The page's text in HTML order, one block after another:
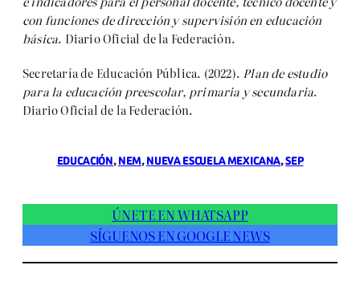
con funciones de dirección y supervisión en educación
básica. Diario Oficial de la Federación.
Secretaría de Educación Pública. (2022). Plan de estudio
para la educación preescolar, primaria y secundaria.
Diario Oficial de la Federación.
EDUCACIÓN, NEM, NUEVA ESCUELA MEXICANA, SEP
ÚNETE EN WHATSAPP
SÍGUENOS EN GOOGLE NEWS